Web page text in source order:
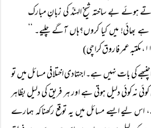
ہوئے بے ساختہ شیخ الہندؒ کی زبانِ مبارک
بھائی! میں کیا کروں؟ہاں آگے چلیے۔ ‘‘
اچنبھے کی بات نہیں ہے۔ اجتہادی اختلافی مسائل میں تو
نہ کوئی دلیل ہوتی ہے اور ہر فریق کی دلیل بظاہر
ایسے مسائل میں یہ توقع رکھناکہ ہمارے